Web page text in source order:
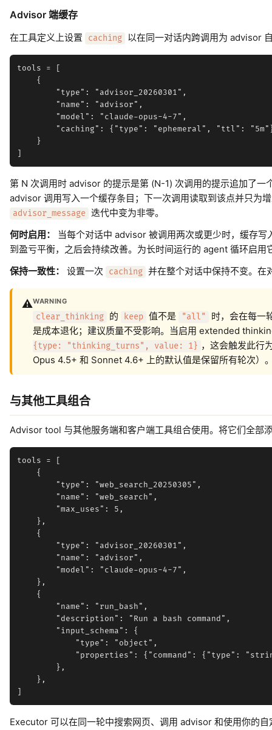
Advisor 端缓存
在工具定义上设置 caching 以在同一对话内跨调用为 advisor
tools = [
    {
        "type": "advisor_20260301",
        "name": "advisor",
        "model": "claude-opus-4-7",
"caching": {"type": "ephemeral", "ttl":
    }
第 N 次调用时 advisor 的提示是第 (N-1) 次调用的提示追加了
advisor 调用写入一个缓存条目；下一次调用读取到该点并只为
advisor_message 迭代中变为非零。
何时启用：
当每个对话中 advisor 被调用两次或更少时，缓存
到盈亏平衡，之后会持续改善。为长时间运行的 agent 循环启用
保持一致性：
设置一次 caching 并在整个对话中保持不变。在
⚠️WARNING
clear_thinking 的 keep 值不是 "all"
时，会在每一
是成本退化；建议质量不受影响。当启用 extended
{type: "thinking_turns", value: 1} ，这会触发此行
Opus 4.5+ 和 Sonnet 4.6+ 上的默认值是保留所有轮次）
与其他工具组合
Advisor tool 与其他服务端和客户端工具组合使用。将它们全部
tools = [
    {
        "type": "web_search_20250305",
        "name": "web_search",
        "max_uses": 5,
    },
    {
        "type": "advisor_20260301",
        "name": "advisor",
        "model": "claude-opus-4-7",
    },
    {
        "name": "run_bash",
        "description": "Run a bash command",
        "input_schema": {
            "type": "object",
"properties": {"command": {"type":
        },
    },
Executor 可以在同一轮中搜索网页、调用 advisor 和使用你的